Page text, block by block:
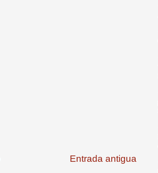
Entrada antigua